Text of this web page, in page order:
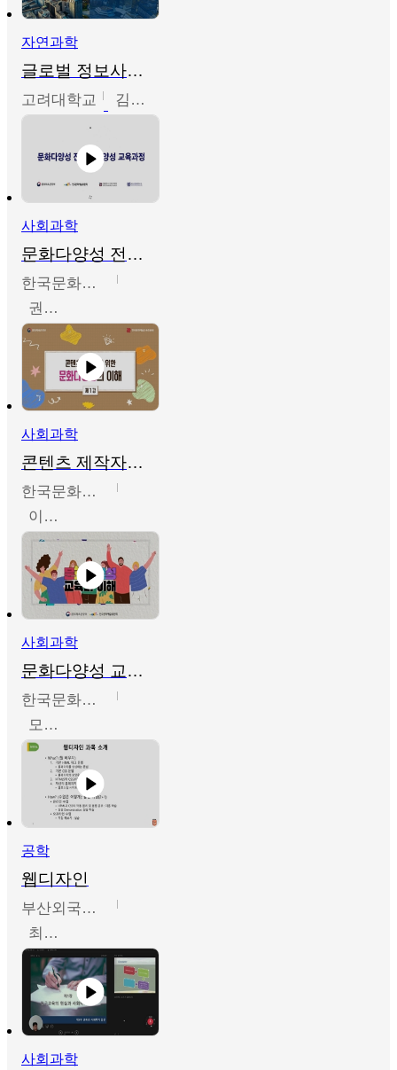
자연과학
글로벌 정보사회와 통계의 창의적 기능
고려대학교 김희영
사회과학
문화다양성 전문인력 양성 기본과정 - 문화다양성의 이해
한국문화예술교육진흥원
권숙인 외 8명
사회과학
콘텐츠 제작자를 위한 문화다양성의 이해
한국문화예술교육진흥원
이성민
사회과학
문화다양성 교육의 이해
한국문화예술교육진흥원
모경환,성상환,정문성
공학
웹디자인
부산외국어대학교
최진오
사회과학